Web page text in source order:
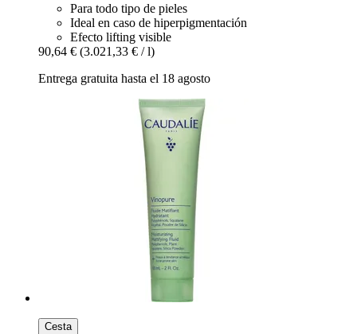
Para todo tipo de pieles
Ideal en caso de hiperpigmentación
Efecto lifting visible
90,64 € (3.021,33 € / l)
Entrega gratuita hasta el 18 agosto
Cesta